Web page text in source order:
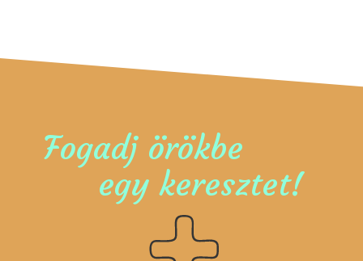
Fogadj örökbe
egy keresztet!